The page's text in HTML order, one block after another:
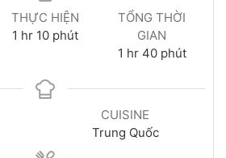
THỰC HIỆN
1 hr 10 phút
TỔNG THỜI
GIAN
1 hr 40 phút
CUISINE
Trung Quốc